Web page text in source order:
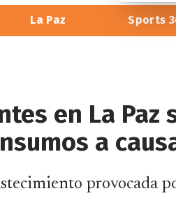
La Paz Sports
en La
a
provocada